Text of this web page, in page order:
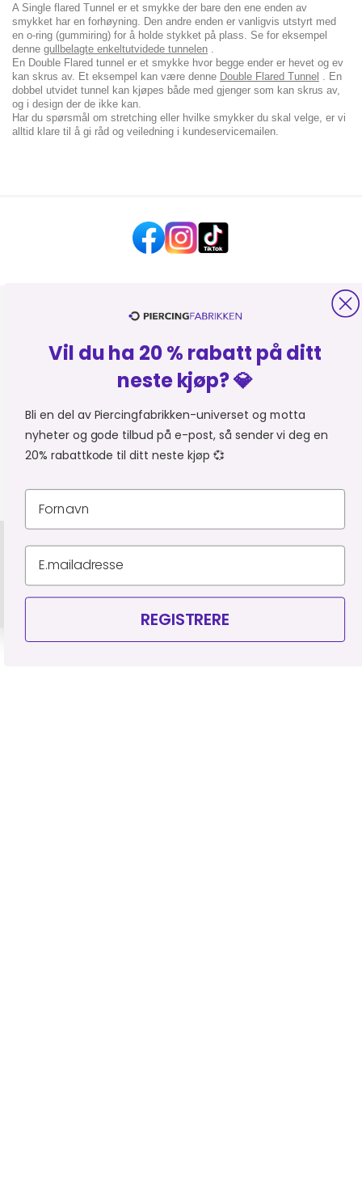
A Single flared Tunnel er et smykke der bare den ene enden av
smykket har en forhøyning. Den andre enden er vanligvis utstyrt med
en o-ring (gummiring) for å holde stykket på plass. Se for eksempel
denne gullbelagte enkeltutvidede tunnelen
En Double Flared tunnel er et smykke hvor begge ender er hevet og ev
kan skrus av. Et eksempel kan være denne Double Flared Tunnel . En
dobbel utvidet tunnel kan kjøpes både med gjenger som kan skrus av,
og i design der de ikke kan.
Har du spørsmål om stretching eller hvilke smykker du skal velge, er vi
alltid klare til å gi råd og veiledning i kundeservicemailen.
HJELP OG KONTAKT
OM PIERCINGFABRIKKEN
HANDLE FRA Du er i
© Piercingfabrikken.dk 2026
Organisasjonsnummer 927 523 795
Personvernerklæring Leveringsbetingelser
Vil du ha 20 % rabatt på ditt
neste kjøp? 💎
Bli en del av Piercingfabrikken-universet og motta
nyheter og gode tilbud på e-post, så sender vi deg en
20% rabattkode til ditt neste kjøp 💞
REGISTRERE